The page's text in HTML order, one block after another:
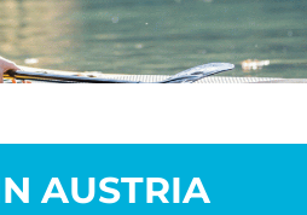
AUSTRIA